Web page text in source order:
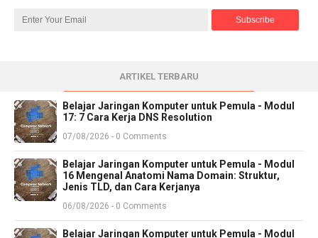
ARTIKEL TERBARU
Belajar Jaringan Komputer untuk Pemula - Modul
17: 7 Cara Kerja DNS Resolution
07/08/2026 - 0 Comments
Belajar Jaringan Komputer untuk Pemula - Modul
16 Mengenal Anatomi Nama Domain: Struktur,
Jenis TLD, dan Cara Kerjanya
06/08/2026 - 0 Comments
Belajar Jaringan Komputer untuk Pemula - Modul